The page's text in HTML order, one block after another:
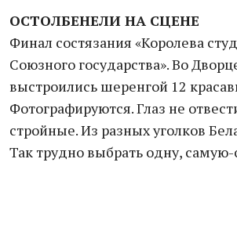
ОСТОЛБЕНЕЛИ НА СЦЕНЕ
Финал состязания «Королева
Союзного государства». Во
выстроились шеренгой 12
Фотографируются. Глаз не
стройные. Из разных уголков
Так трудно выбрать одну,